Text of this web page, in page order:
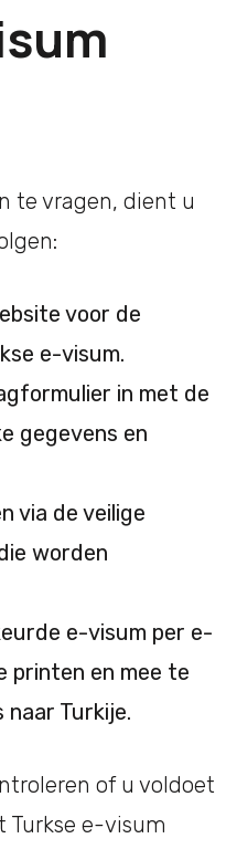
te vragen, dient u
voor de
e-visum.
in met de
gegevens en
via de veilige
worden
e-visum per e-
printen en mee te
Turkije.
of u voldoet
Turkse e-visum